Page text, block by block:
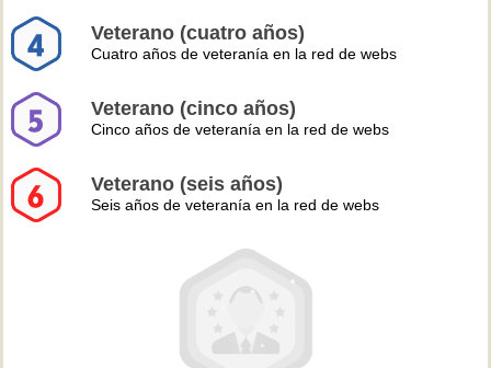
Veterano (cuatro años)
Cuatro años de veteranía en la red de webs
Veterano (cinco años)
Cinco años de veteranía en la red de webs
Veterano (seis años)
Seis años de veteranía en la red de webs